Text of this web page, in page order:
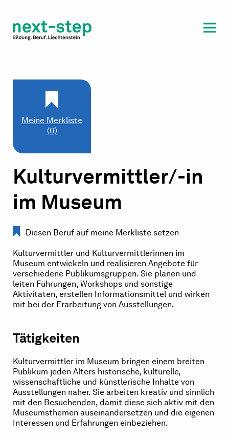
Beratung & Unterstützung
Meine Merkliste
(0)
Kulturvermittler/-in
im Museum
Diesen Beruf auf meine Merkliste setzen
Kulturvermittler und Kulturvermittlerinnen im
Museum entwickeln und realisieren Angebote für
verschiedene Publikumsgruppen. Sie planen und
leiten Führungen, Workshops und sonstige
Aktivitäten, erstellen Informationsmittel und wirken
mit bei der Erarbeitung von Ausstellungen.
Tätigkeiten
Kulturvermittler im Museum bringen einem breiten
Publikum jeden Alters historische, kulturelle,
wissenschaftliche und künstlerische Inhalte von
Ausstellungen näher. Sie arbeiten kreativ und sinnlich
mit den Besuchenden, damit diese sich aktiv mit den
Museumsthemen auseinandersetzen und die eigenen
Interessen und Erfahrungen einbeziehen.